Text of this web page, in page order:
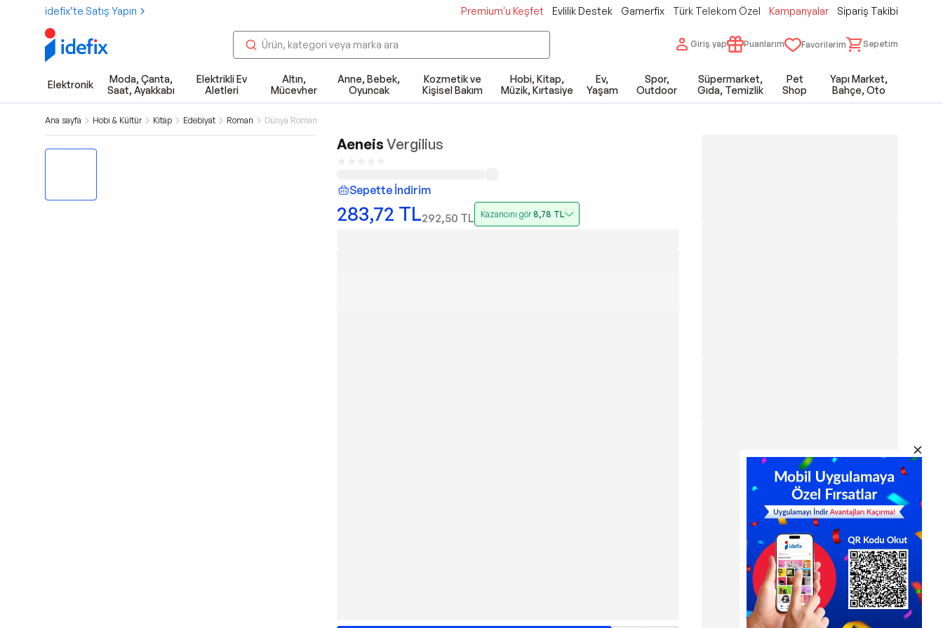
idefix’te Satış Yapın Premium'u Keşfet Evlilik Destek Gamerfix Türk Telekom Özel Kampanyalar Sipariş Takibi
Giriş yap Puanlarım Favorilerim Sepetim
Elektronik
Moda, Çanta,
Saat, Ayakkabı
Elektrikli Ev
Aletleri
Altın,
Mücevher
Anne, Bebek,
Oyuncak
Kozmetik ve
Kişisel Bakım
Hobi, Kitap,
Müzik, Kırtasiye
Ev,
Yaşam
Spor,
Outdoor
Süpermarket,
Gıda, Temizlik
Pet
Shop
Yapı Market,
Bahçe, Oto
Ana sayfa Hobi & Kültür Kitap Edebiyat Roman Dünya Roman
Aeneis Vergilius
Sepette İndirim
283,72 TL292,50 TL Kazancını gör8,78 TL